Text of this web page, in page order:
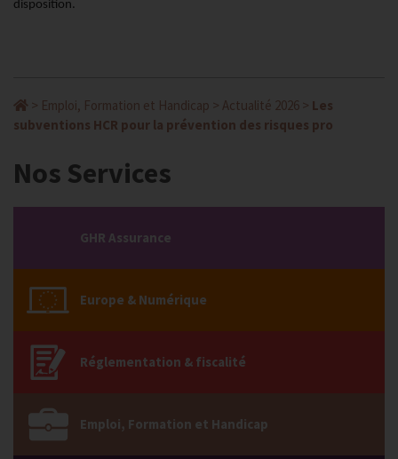
disposition.
> Emploi, Formation et Handicap > Actualité 2026 > Les
subventions HCR pour la prévention des risques pro
Nos Services
GHR Assurance
Europe & Numérique
Réglementation & fiscalité
Emploi, Formation et Handicap